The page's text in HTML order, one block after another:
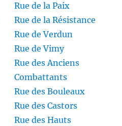
Rue de la Paix
Rue de la Résistance
Rue de Verdun
Rue de Vimy
Rue des Anciens
Combattants
Rue des Bouleaux
Rue des Castors
Rue des Hauts